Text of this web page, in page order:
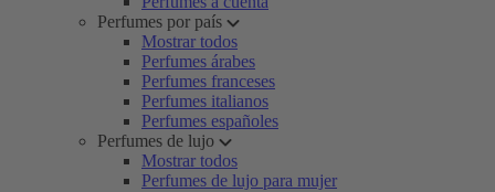
Perfumes por país
Mostrar todos
Perfumes árabes
Perfumes franceses
Perfumes italianos
Perfumes españoles
Perfumes de lujo
Mostrar todos
Perfumes de lujo para mujer